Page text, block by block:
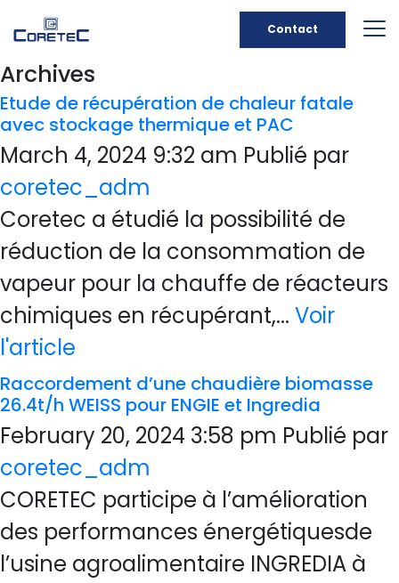
Contact
Archives
Etude de récupération de chaleur fatale
avec stockage thermique et PAC
March 4, 2024 9:32 am Publié par
coretec_adm
Coretec a étudié la possibilité de
réduction de la consommation de
vapeur pour la chauffe de réacteurs
chimiques en récupérant,... Voir
l'article
Raccordement d’une chaudière biomasse
26.4t/h WEISS pour ENGIE et Ingredia
February 20, 2024 3:58 pm Publié par
coretec_adm
CORETEC participe à l’amélioration
des performances énergétiquesde
l’usine agroalimentaire INGREDIA à